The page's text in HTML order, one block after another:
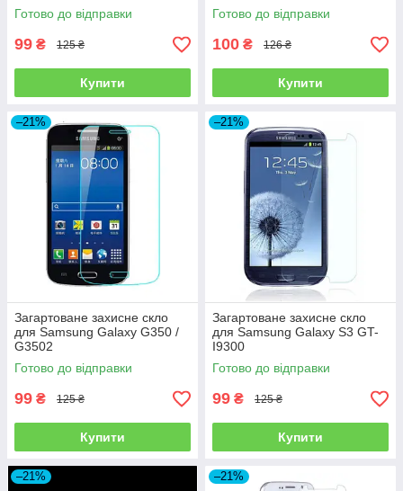
Готово до відправки
99 ₴ 125 ₴
Купити
Готово до відправки
100 ₴ 126 ₴
Купити
–21%
Загартоване захисне скло
для Samsung Galaxy G350 /
G3502
Готово до відправки
99 ₴ 125 ₴
Купити
–21%
Загартоване захисне скло
для Samsung Galaxy S3 GT-
I9300
Готово до відправки
99 ₴ 125 ₴
Купити
–21% –21%